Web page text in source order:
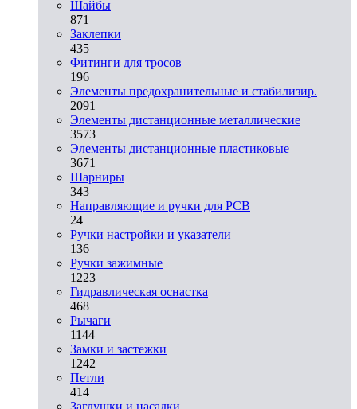
Шайбы
871
Заклепки
435
Фитинги для тросов
196
Элементы предохранительные и стабилизир.
2091
Элементы дистанционные металлические
3573
Элементы дистанционные пластиковые
3671
Шарниры
343
Направляющие и ручки для PCB
24
Ручки настройки и указатели
136
Ручки зажимные
1223
Гидравлическая оснастка
468
Рычаги
1144
Замки и застежки
1242
Петли
414
Заглушки и насадки